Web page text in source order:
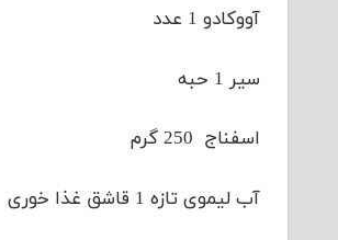
آووکادو 1 عدد
سیر 1 حبه
اسفناج 250 گرم
آب لیموی تازه 1 قاشق غذا خوری